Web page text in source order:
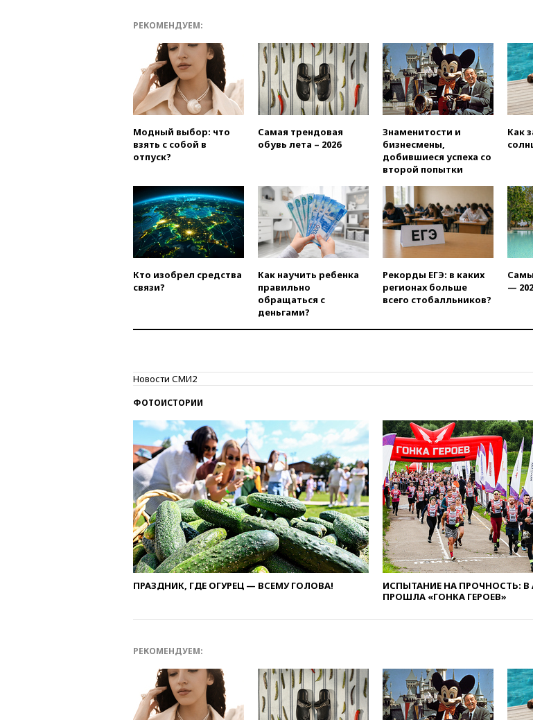
РФ
Rights
вчера, 21:35
отменяет
и Геленджик
вчера, 21:25
выиграл
Европы в
вчера, 21:10
обращений
концессии
в Армении
вчера, 21:00
обсуждают
онлайн-
вчера, 20:45
россиянам
Армению
олимпиады
вузы
вчера, 20:15
предложил
защиту
средств на
вчера, 20:00
августа
вчера, 19:58
внесен
отмене ЕГЭ
Ярославля
призвал
Вэнса на
вчера, 19:20
РЕКОМЕНДУЕМ:
Модный выбор: что
взять с собой в
отпуск?
Самая трендовая
обувь лета – 2026
Знаменитости и
бизнесмены,
добившиеся успеха со
второй попытки
Как
Кто изобрел средства
связи?
Как научить ребенка
правильно
обращаться с
деньгами?
Рекорды ЕГЭ: в каких
регионах больше
всего стобалльников?
—
Новости СМИ2
ФОТОИСТОРИИ
ПРАЗДНИК, ГДЕ ОГУРЕЦ — ВСЕМУ ГОЛОВА!
ИСПЫТАНИЕ НА ПРОЧНОСТЬ: В
ПРОШЛА «ГОНКА ГЕРОЕВ»
РЕКОМЕНДУЕМ: